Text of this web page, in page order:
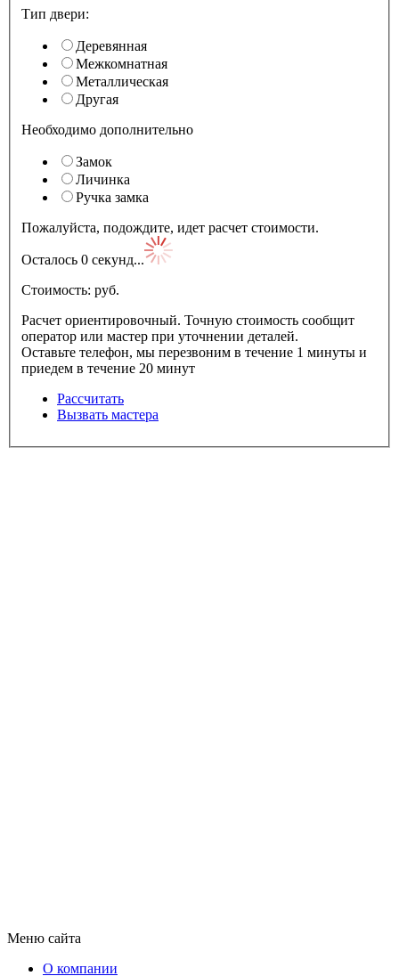
Тип двери:
Деревянная
Межкомнатная
Металлическая
Другая
Необходимо дополнительно
Замок
Личинка
Ручка замка
Пожалуйста, подождите, идет расчет стоимости.
Осталось 0 секунд...
Стоимость: pуб.
Расчет ориентировочный. Точную стоимость сообщит
оператор или мастер при уточнении деталей.
Оставьте телефон, мы перезвоним в течение 1 минуты и
приедем в течение 20 минут
Рассчитать
Вызвать мастера
Меню сайта
О компании